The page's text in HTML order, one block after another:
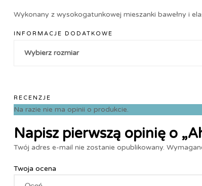
Wykonany z wysokogatunkowej mieszanki bawełny i
INFORMACJE DODATKOWE
Wybierz rozmiar
RECENZJE
Na razie nie ma opinii o produkcie.
Napisz pierwszą opinię o
Twój adres e-mail nie zostanie opublikowany.
Twoja ocena